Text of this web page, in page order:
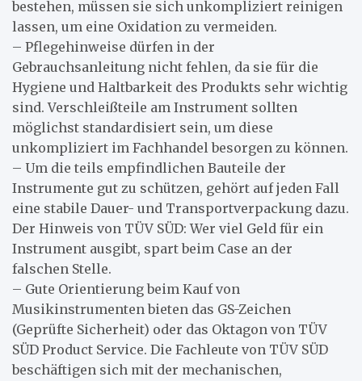
bestehen, müssen sie sich unkompliziert reinigen
lassen, um eine Oxidation zu vermeiden.
– Pflegehinweise dürfen in der
Gebrauchsanleitung nicht fehlen, da sie für die
Hygiene und Haltbarkeit des Produkts sehr wichtig
sind. Verschleißteile am Instrument sollten
möglichst standardisiert sein, um diese
unkompliziert im Fachhandel besorgen zu können.
– Um die teils empfindlichen Bauteile der
Instrumente gut zu schützen, gehört auf jeden Fall
eine stabile Dauer- und Transportverpackung dazu.
Der Hinweis von TÜV SÜD: Wer viel Geld für ein
Instrument ausgibt, spart beim Case an der
falschen Stelle.
– Gute Orientierung beim Kauf von
Musikinstrumenten bieten das GS-Zeichen
(Geprüfte Sicherheit) oder das Oktagon von TÜV
SÜD Product Service. Die Fachleute von TÜV SÜD
beschäftigen sich mit der mechanischen,